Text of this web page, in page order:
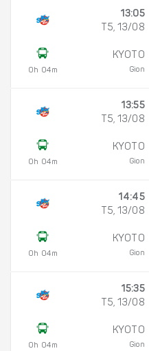
0h 04m
13:05
T5, 13/08
KYOTO
Gion
0h 04m
13:55
T5, 13/08
KYOTO
Gion
0h 04m
14:45
T5, 13/08
KYOTO
Gion
0h 04m
15:35
T5, 13/08
KYOTO
Gion